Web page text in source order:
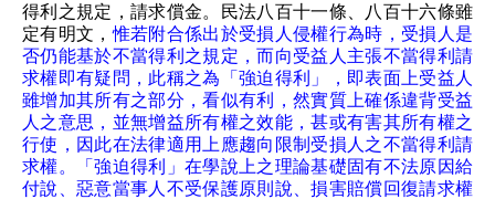
得利之規定，請求償金。民法八百十一條、八百十六條雖
定有明文，惟若附合係出於受損人侵權行為時，受損人是
否仍能基於不當得利之規定，而向受益人主張不當得利請
求權即有疑問，此稱之為「強迫得利」，即表面上受益人
雖增加其所有之部分，看似有利，然實質上確係違背受益
人之意思，並無增益所有權之效能，甚或有害其所有權之
行使，因此在法律適用上應趨向限制受損人之不當得利請
求權。「強迫得利」在學說上之理論基礎固有不法原因給
付說、惡意當事人不受保護原則說、損害賠償回復請求權